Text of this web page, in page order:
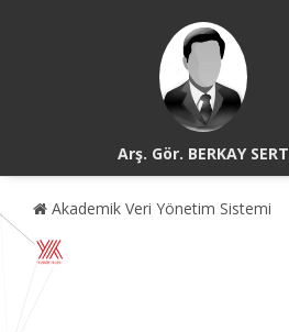
Arş. Gör. BERKAY SERT
Akademik Veri Yönetim Sistemi